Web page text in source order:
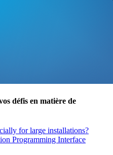
défis en matière de
for large installations?
Programming Interface